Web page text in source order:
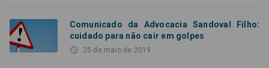
Comunicado da Advocacia Sandoval Filho:
cuidado para não cair em golpes
access_time 25 de maio de 2019